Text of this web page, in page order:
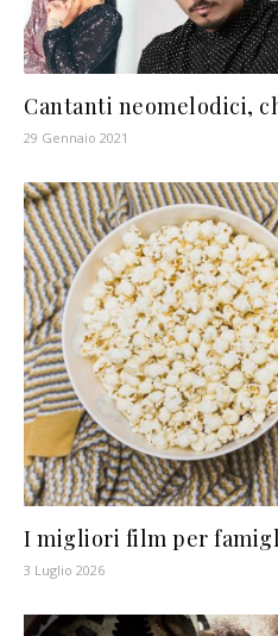
Cantanti neomelodici,
29 Gennaio 2021
I migliori film per
3 Luglio 2026